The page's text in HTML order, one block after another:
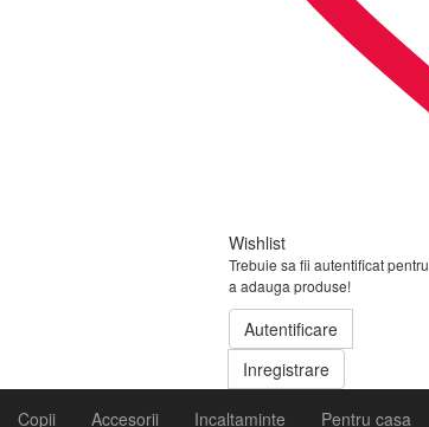
Wishlist
Trebuie sa fii autentificat pentru
a adauga produse!
Autentificare
Inregistrare
Copii Accesorii Incaltaminte Pentru casa